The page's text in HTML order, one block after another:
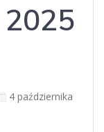
4 października